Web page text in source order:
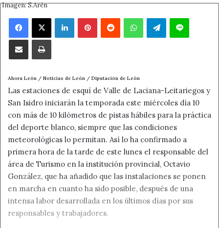
Imagen: S.Arén
Facebook
X LinkedInPinterestReddit WhatsAppTelegramLine
Compartir por correo electrónicoImprimir
Ahora León / Noticias de León / Diputación de León
Las estaciones de esquí de Valle de Laciana-Leitariegos y
San Isidro iniciarán la temporada este miércoles día 10
con más de 10 kilómetros de pistas hábiles para la práctica
del deporte blanco, siempre que las condiciones
meteorológicas lo permitan. Así lo ha confirmado a
primera hora de la tarde de este lunes el responsable del
área de Turismo en la institución provincial, Octavio
González, que ha añadido que las instalaciones se ponen
en marcha en cuanto ha sido posible, después de una
intensa labor desarrollada en los últimos días por sus
responsables y trabajadores.